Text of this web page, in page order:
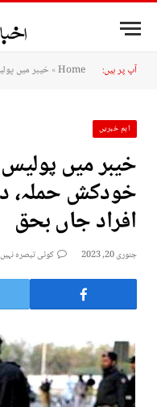
آپ پر ہیں: Home
» خیبر میں
اہم خبریں
خیبر میں
افراد جاں بحق
جنوری 20, 2023 کوئی تبصرہ